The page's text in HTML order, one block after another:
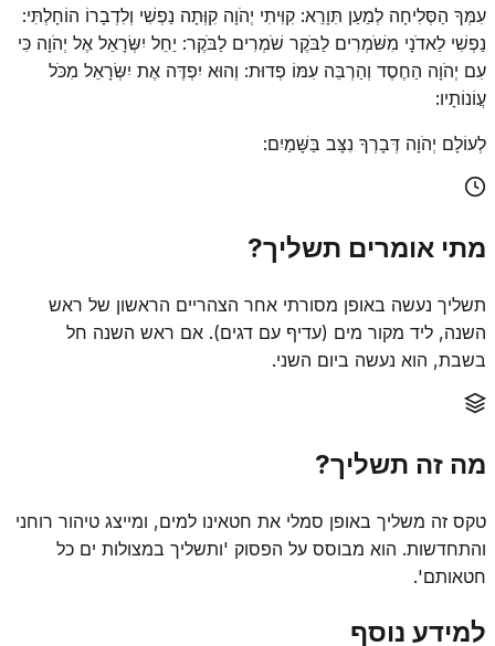
עִמְּךָ הַסְּלִיחָה לְמַעַן תִּוָרֵא: קִוִּיתִי יְהֹוָה קִוְּתָה נַפְשִׁי וְלִדְבָרוֹ הוֹחָלְתִּי:
נַפְשִׁי לַאדֹנָי מִשֹּׁמְרִים לַבֹּקֶר שֹׁמְרִים לַבֹּקֶר: יַחֵל יִשְּׂרָאֵל אֶל יְהֹוָה כִּי
עִם יְהֹוָה הַחֶסֶד וְהַרְבֵּה עִמּוֹ פְדוּת: וְהוּא יִפְדֶּה אֶת יִשְּׂרָאֵל מִכֹּל
עֲו‍ֹנוֹתָיו:
לְעוֹלָם יְהֹוָה דְּבָרְךָ נִצָּב בַּשָּׁמַיִם:
מתי אומרים תשליך?
תשליך נעשה באופן מסורתי אחר הצהריים הראשון של ראש
השנה, ליד מקור מים (עדיף עם דגים). אם ראש השנה חל
בשבת, הוא נעשה ביום השני.
מה זה תשליך?
טקס זה משליך באופן סמלי את חטאינו למים, ומייצג טיהור רוחני
והתחדשות. הוא מבוסס על הפסוק 'ותשליך במצולות ים כל
חטאותם'.
למידע נוסף